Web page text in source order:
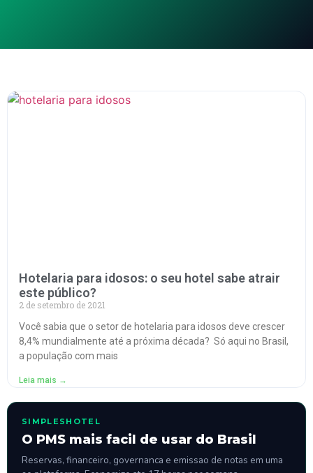
Hotelaria para idosos: o seu hotel sabe atrair
este público?
2 de setembro de 2021
Você sabia que o setor de hotelaria para idosos deve crescer
8,4% mundialmente até a próxima década? Só aqui no Brasil,
a população com mais
Leia mais →
SIMPLESHOTEL
O PMS mais facil de usar do Brasil
Reservas, financeiro, governanca e emissao de notas em uma